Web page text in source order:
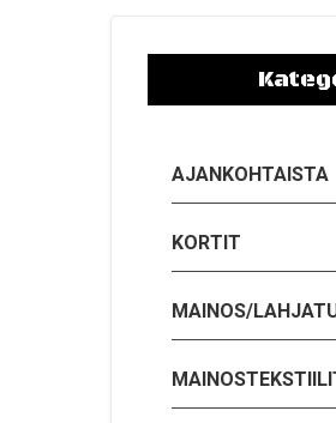
AJANKOHTAISTA
KORTIT
MAINOS/